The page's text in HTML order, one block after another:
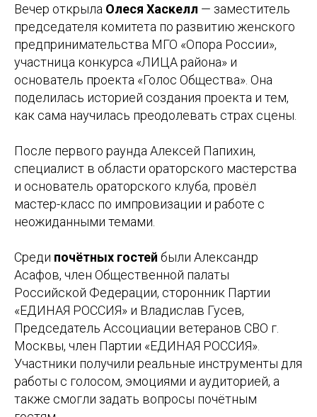
Вечер открыла Олеся Хаскелл — заместитель
председателя комитета по развитию женского
предпринимательства МГО «Опора России»,
участница конкурса «ЛИЦА района» и
основатель проекта «Голос Общества». Она
поделилась историей создания проекта и тем,
как сама научилась преодолевать страх сцены.
После первого раунда Алексей Папихин,
специалист в области ораторского мастерства
и основатель ораторского клуба, провёл
мастер-класс по импровизации и работе с
неожиданными темами.
Среди почётных гостей были Александр
Асафов, член Общественной палаты
Российской Федерации, сторонник Партии
«ЕДИНАЯ РОССИЯ» и Владислав Гусев,
Председатель Ассоциации ветеранов СВО г.
Москвы, член Партии «ЕДИНАЯ РОССИЯ».
Участники получили реальные инструменты для
работы с голосом, эмоциями и аудиторией, а
также смогли задать вопросы почётным